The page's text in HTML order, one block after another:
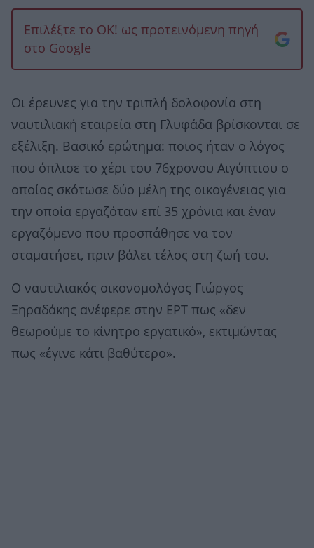
Επιλέξτε το OK! ως προτεινόμενη πηγή
στο Google
Οι έρευνες για την τριπλή δολοφονία στη
ναυτιλιακή εταιρεία στη Γλυφάδα βρίσκονται σε
εξέλιξη. Βασικό ερώτημα: ποιος ήταν ο λόγος
που όπλισε το χέρι του 76χρονου Αιγύπτιου ο
οποίος σκότωσε δύο μέλη της οικογένειας για
την οποία εργαζόταν επί 35 χρόνια και έναν
εργαζόμενο που προσπάθησε να τον
σταματήσει, πριν βάλει τέλος στη ζωή του.
Ο ναυτιλιακός οικονομολόγος Γιώργος
Ξηραδάκης ανέφερε στην ΕΡΤ πως «δεν
θεωρούμε το κίνητρο εργατικό», εκτιμώντας
πως «έγινε κάτι βαθύτερο».